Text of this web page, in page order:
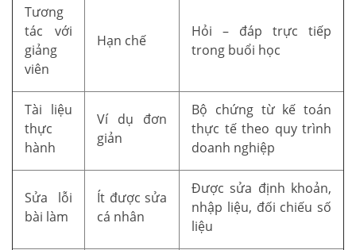
Tương
tác với
giảng
viên
Hạn chế
Hỏi – đáp trực tiếp
trong buổi học
Tài liệu
thực
hành
Ví dụ đơn
giản
Bộ chứng từ kế toán
thực tế theo quy trình
doanh nghiệp
Sửa lỗi
bài làm
Ít được sửa
cá nhân
Được sửa định khoản,
nhập liệu, đối chiếu số
liệu